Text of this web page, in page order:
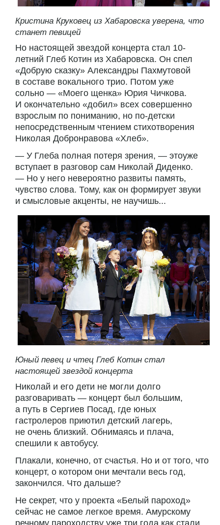
Кристина Круковец из Хабаровска уверена, что
станет певицей
Но настоящей звездой концерта стал 10-
летний Глеб Котин из Хабаровска. Он спел
«Добрую сказку» Александры Пахмутовой
в составе вокального трио. Потом уже
сольно — «Моего щенка» Юрия Чичкова.
И окончательно «добил» всех совершенно
взрослым по пониманию, но по-детски
непосредственным чтением стихотворения
Николая Добронравова «Хлеб».
— У Глеба полная потеря зрения, — этоуже
вступает в разговор сам Николай Диденко.
— Но у него невероятно развиты память,
чувство слова. Тому, как он формирует звуки
и смысловые акценты, не научишь...
Юный певец и чтец Глеб Котин стал
настоящей звездой концерта
Николай и его дети не могли долго
разговаривать — концерт был большим,
а путь в Сергиев Посад, где юных
гастролеров приютил детский лагерь,
не очень близкий. Обнимаясь и плача,
спешили к автобусу.
Плакали, конечно, от счастья. Но и от того, что
концерт, о котором они мечтали весь год,
закончился. Что дальше?
Не секрет, что у проекта «Белый пароход»
сейчас не самое легкое время. Амурскому
речному пароходству уже три года как стали